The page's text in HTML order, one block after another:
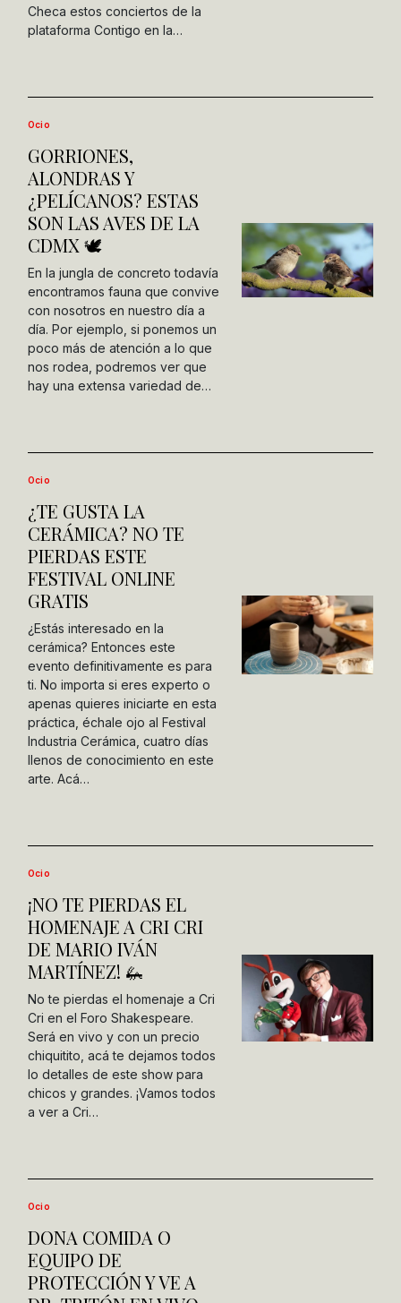
Checa estos conciertos de la
plataforma Contigo en la…
Ocio
GORRIONES,
ALONDRAS Y
¿PELÍCANOS? ESTAS
SON LAS AVES DE LA
CDMX 🕊️
En la jungla de concreto todavía
encontramos fauna que convive
con nosotros en nuestro día a
día. Por ejemplo, si ponemos un
poco más de atención a lo que
nos rodea, podremos ver que
hay una extensa variedad de…
Ocio
¿TE GUSTA LA
CERÁMICA? NO TE
PIERDAS ESTE
FESTIVAL ONLINE
GRATIS
¿Estás interesado en la
cerámica? Entonces este
evento definitivamente es para
ti. No importa si eres experto o
apenas quieres iniciarte en esta
práctica, échale ojo al Festival
Industria Cerámica, cuatro días
llenos de conocimiento en este
arte. Acá…
Ocio
¡NO TE PIERDAS EL
HOMENAJE A CRI CRI
DE MARIO IVÁN
MARTÍNEZ! 🦗
No te pierdas el homenaje a Cri
Cri en el Foro Shakespeare.
Será en vivo y con un precio
chiquitito, acá te dejamos todos
lo detalles de este show para
chicos y grandes. ¡Vamos todos
a ver a Cri…
Ocio
DONA COMIDA O
EQUIPO DE
PROTECCIÓN Y VE A